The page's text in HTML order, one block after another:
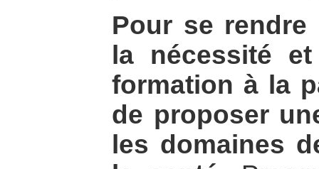
Pour se
la nécessité
formation à la
de proposer
les domaines